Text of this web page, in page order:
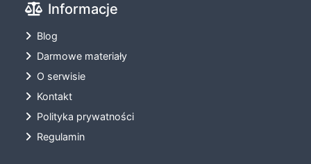
Informacje
Blog
Darmowe materiały
O serwisie
Kontakt
Polityka prywatności
Regulamin